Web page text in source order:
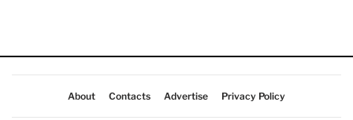
About Contacts Advertise Privacy Policy